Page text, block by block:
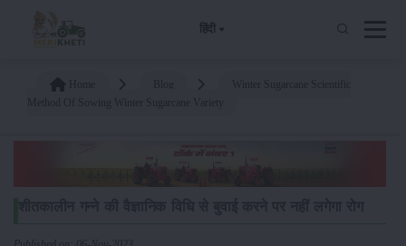
हिंदी